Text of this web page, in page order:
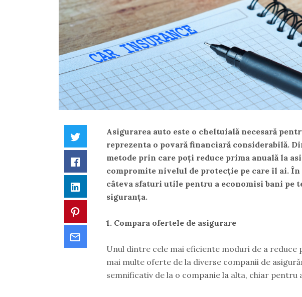
Twitter
Facebook
LinkedIn
Asigurarea auto este o cheltuială necesară
reprezenta o povară financiară considerabilă.
metode prin care poți reduce prima anuală la
compromite nivelul de protecție pe care îl ai.
câteva sfaturi utile pentru a economisi bani pe
siguranța.
1. Compara ofertele de asigurare
Unul dintre cele mai eficiente moduri de a reduce
mai multe oferte de la diverse companii de
semnificativ de la o companie la alta, chiar pentru